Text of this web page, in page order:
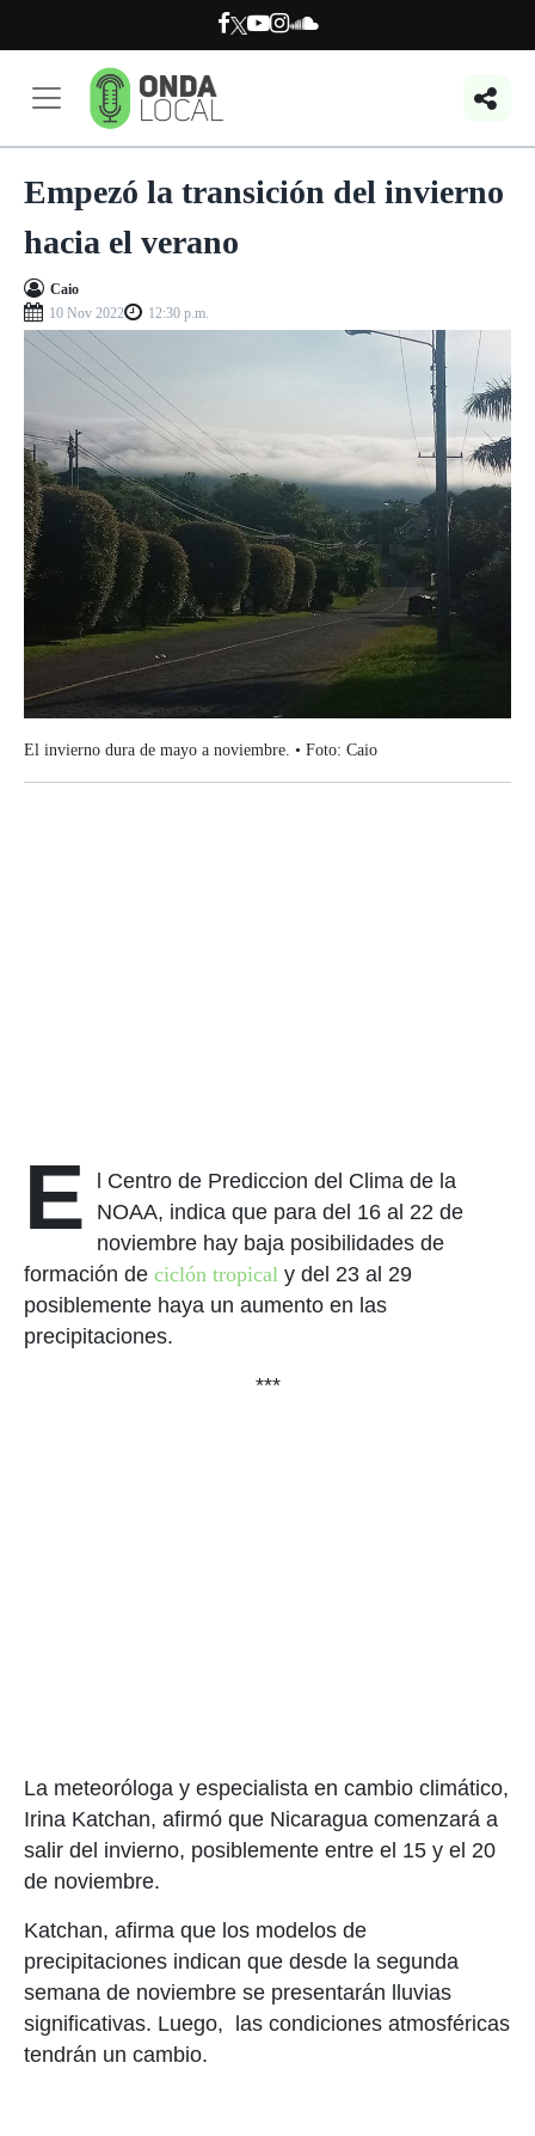
Empezó la transición del invierno
hacia el verano
Caio
10 Nov 2022
12:30 p.m.
El invierno dura de mayo a noviembre. • Foto: Caio
E
l Centro de Prediccion del Clima de la
NOAA, indica que para del 16 al 22 de
noviembre hay baja posibilidades de
formación de ciclón tropical y del 23 al 29
posiblemente haya un aumento en las
precipitaciones.
***
La meteoróloga y especialista en cambio climático,
Irina Katchan, afirmó que Nicaragua comenzará a
salir del invierno, posiblemente entre el 15 y el 20
de noviembre.
Katchan, afirma que los modelos de
precipitaciones indican que desde la segunda
semana de noviembre se presentarán lluvias
significativas. Luego, las condiciones atmosféricas
tendrán un cambio.